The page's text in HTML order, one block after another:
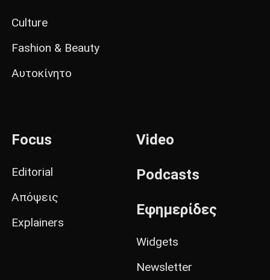
Culture
Fashion & Beauty
Αυτοκίνητο
Focus
Editorial
Απόψεις
Explainers
Video
Podcasts
Εφημερίδες
Widgets
Newsletter